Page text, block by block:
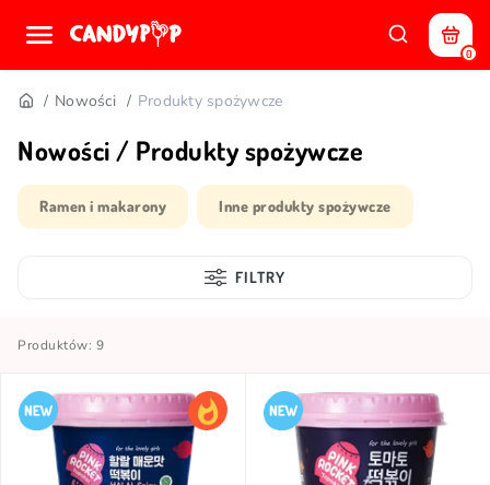
0
Nowości Produkty spożywcze
Nowości / Produkty spożywcze
Ramen i makarony Inne produkty spożywcze
FILTRY
Produktów: 9